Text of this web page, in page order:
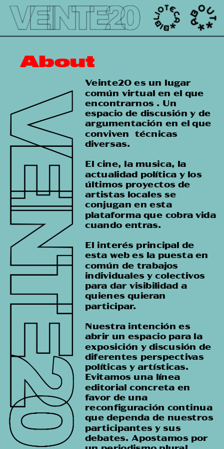
About
Veinte20 es un lugar
común virtual en el que
encontrarnos . Un
espacio de discusión y de
argumentación en el que
conviven  técnicas
diversas.
El cine, la musica, la
actualidad política y los
últimos proyectos de
artistas locales se
conjugan en esta
plataforma que cobra vida
cuando entras.
El interés principal de
esta web es la puesta en
común de trabajos
individuales y colectivos
para dar visibilidad a
quienes quieran
participar.
Nuestra intención es
abrir un espacio para la
exposición y discusión de
diferentes perspectivas
políticas y artísticas.
Evitamos una línea
editorial concreta en
favor de una
reconfiguración continua
que dependa de nuestros
participantes y sus
debates. Apostamos por